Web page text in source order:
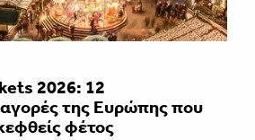
2026: 12
της Ευρώπης που
φέτος